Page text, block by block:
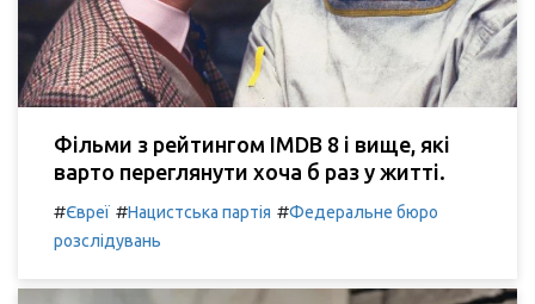
Фільми з рейтингом IMDB 8 і вище, які
варто переглянути хоча б раз у житті.
#Євреї #Нацистська партія #Федеральне бюро
розслідувань